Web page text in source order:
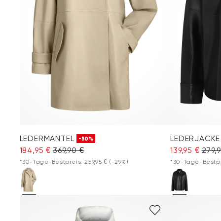
LEDERMANTEL -50%
184,95 € 369,90 €
*30-Tage-Bestpreis: 259,95 € (-29%)
LEDERJACKE
139,95 €
*30-Tage-